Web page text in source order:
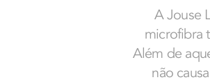
A Jouse
microfibra
Além de
não